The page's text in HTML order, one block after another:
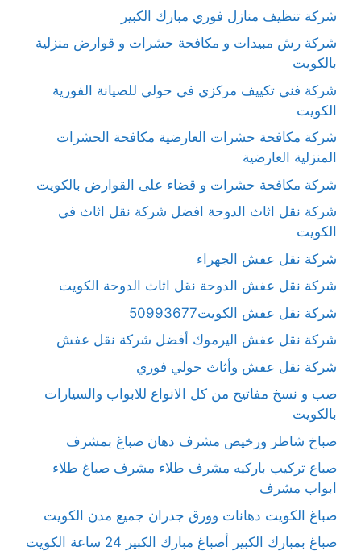
شركة تنظيف منازل فوري مبارك الكبير
شركة رش مبيدات و مكافحة حشرات و قوارض منزلية
بالكويت
شركة فني تكييف مركزي في حولي للصيانة الفورية
الكويت
شركة مكافحة حشرات العارضية مكافحة الحشرات
المنزلية العارضية
شركة مكافحة حشرات و قضاء على القوارض بالكويت
شركة نقل اثاث الدوحة افضل شركة نقل اثاث في
الكويت
شركة نقل عفش الجهراء
شركة نقل عفش الدوحة نقل اثاث الدوحة الكويت
شركة نقل عفش الكويت50993677
شركة نقل عفش اليرموك أفضل شركة نقل عفش
شركة نقل عفش وأثاث حولي فوري
صب و نسخ مفاتيح من كل الانواع للابواب والسيارات
بالكويت
صباخ شاطر ورخيص مشرف دهان صباغ بمشرف
صباع تركيب باركيه مشرف طلاء مشرف صباغ طلاء
ابواب مشرف
صباغ الكويت دهانات وورق جدران جميع مدن الكويت
صباغ بمبارك الكبير أصباغ مبارك الكبير 24 ساعة الكويت